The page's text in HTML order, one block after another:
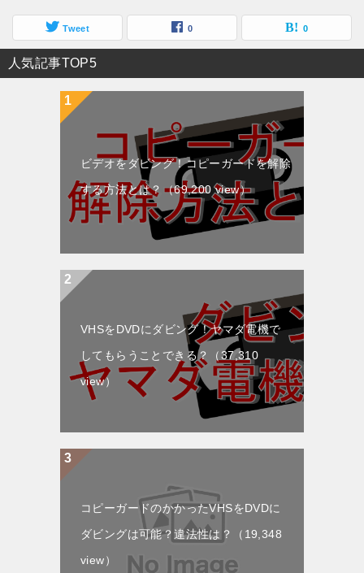
Tweet 0 0
人気記事TOP5
ビデオをダビング！コピーガードを解除
する方法とは？ （69,200 view）
VHSをDVDにダビング！ヤマダ電機で
してもらうことできる？
（37,310
view）
コピーガードのかかったVHSをDVDに
ダビングは可能？違法性は？
（19,348
view）